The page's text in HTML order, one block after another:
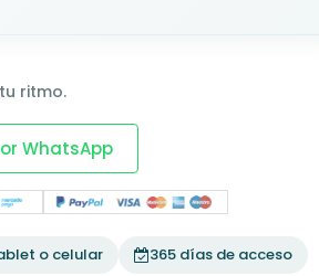
ritmo.
WhatsApp
o celular 365 días de acceso